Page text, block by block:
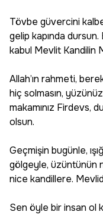
Tövbe güvercini
gelip kapında
kabul Mevlit Kandilin
Allah’ın rahmeti,
hiç solmasın,
makamınız Firdevs,
olsun.
Geçmişin bugünle,
gölgeyle, üzüntünün
nice kandillere.
Sen öyle bir insan ol